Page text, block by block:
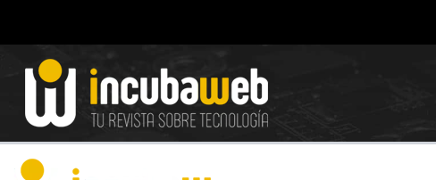
contenido